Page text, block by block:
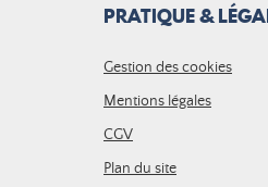
PRATIQUE &
Gestion des cookies
Mentions légales
CGV
Plan du site